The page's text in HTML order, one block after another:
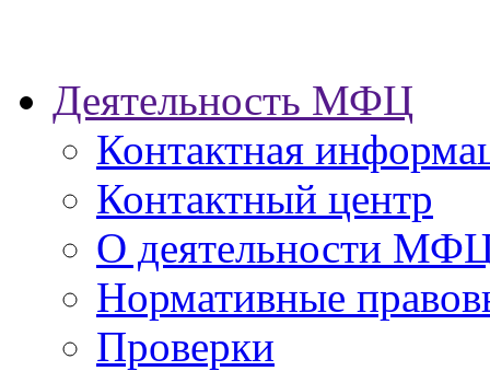
Деятельность МФЦ
Контактная
Контактный центр
О деятельности
Нормативные
Проверки